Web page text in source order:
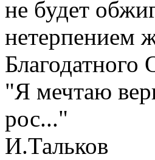
не будет
нетерпением
Благодатного
"Я мечтаю
рос..."
И.Тальков